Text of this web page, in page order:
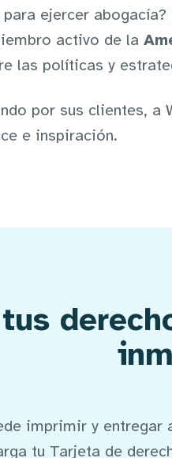
ejercer
activo de la
las políticas y
por sus clientes,
e inspiración.
imprimir y entregar
tu Tarjeta de